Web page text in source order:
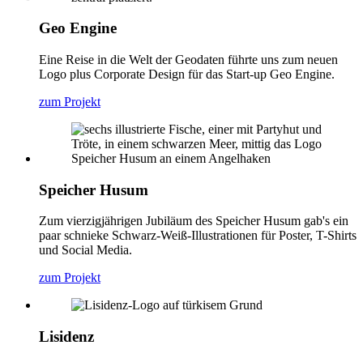
Geo Engine
Eine Reise in die Welt der Geodaten führte uns zum neuen
Logo plus Corporate Design für das Start-up Geo Engine.
zum Projekt
Speicher Husum
Zum vierzigjährigen Jubiläum des Speicher Husum gab's ein
paar schnieke Schwarz-Weiß-Illustrationen für Poster, T-Shirts
und Social Media.
zum Projekt
Lisidenz